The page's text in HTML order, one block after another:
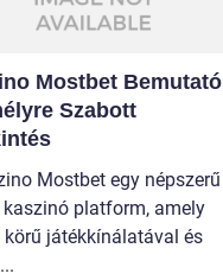
Mostbet Bemutató
Szabott
Mostbet egy népszerű
platform, amely
körű játékkínálatával és